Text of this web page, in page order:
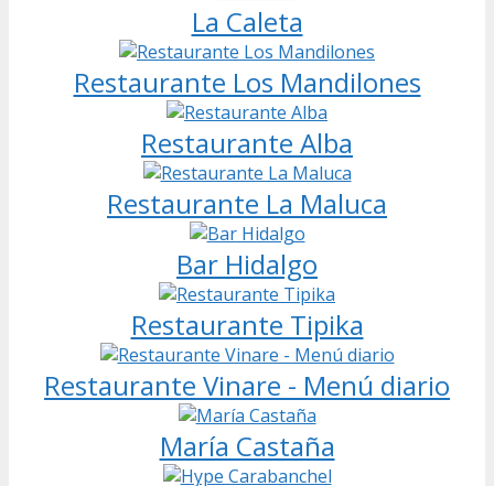
La Caleta
Restaurante Los Mandilones
Restaurante Alba
Restaurante La Maluca
Bar Hidalgo
Restaurante Tipika
Restaurante Vinare - Menú diario
María Castaña